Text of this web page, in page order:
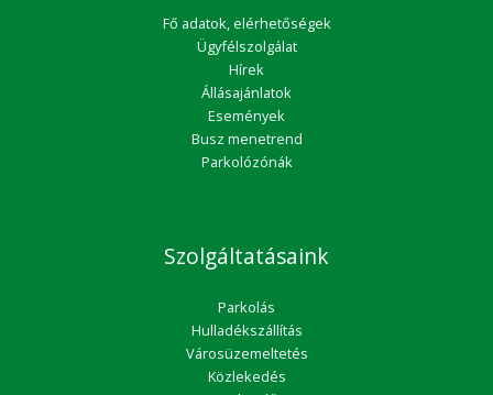
Fő adatok, elérhetőségek
Ügyfélszolgálat
Hírek
Állásajánlatok
Események
Busz menetrend
Parkolózónák
Szolgáltatásaink
Parkolás
Hulladékszállítás
Városüzemeltetés
Közlekedés